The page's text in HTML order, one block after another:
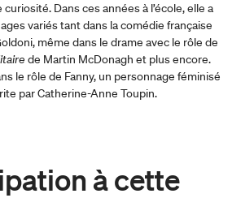
Dans ces années à l’école, elle a
variés tant dans la comédie française
même dans le drame avec le rôle de
de Martin McDonagh et plus encore.
le rôle de Fanny, un personnage féminisé
par Catherine-Anne Toupin.
à cette